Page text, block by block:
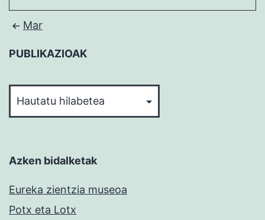
Mar
PUBLIKAZIOAK
Azken bidalketak
Eureka zientzia museoa
Potx eta Lotx